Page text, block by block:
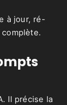
à jour, ré-
Il précise la